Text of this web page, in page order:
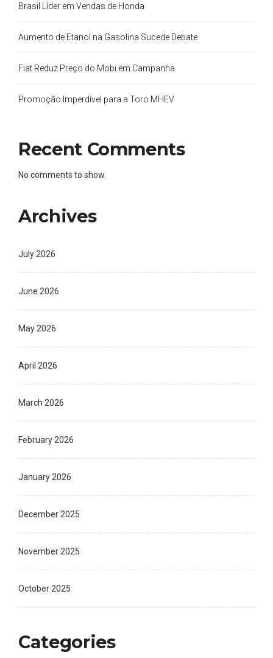
Brasil Líder em Vendas de Honda
Aumento de Etanol na Gasolina Sucede Debate
Fiat Reduz Preço do Mobi em Campanha
Promoção Imperdível para a Toro MHEV
Recent Comments
No comments to show.
Archives
July 2026
June 2026
May 2026
April 2026
March 2026
February 2026
January 2026
December 2025
November 2025
October 2025
Categories